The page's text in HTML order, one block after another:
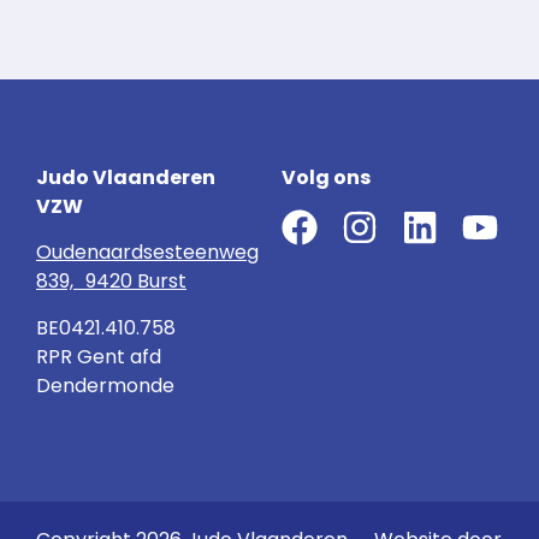
Judo Vlaanderen
VZW
Oudenaardsesteenweg
839, 9420 Burst
BE0421.410.758
RPR Gent afd
Dendermonde
Volg ons